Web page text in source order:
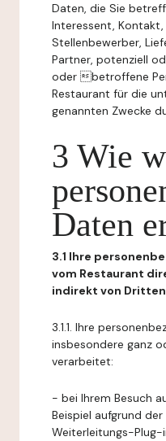
Daten, die Sie
Interessent,
Stellenbewerber,
Partner, potenziell
oder betroffene
Restaurant für die
genannten Zwecke
3 Wie
Daten
3.1 Ihre
vom Restaurant
indirekt von
3.1.1. Ihre
insbesondere ganz
verarbeitet:
- bei Ihrem Besuch
Beispiel aufgrund
Weiterleitungs-